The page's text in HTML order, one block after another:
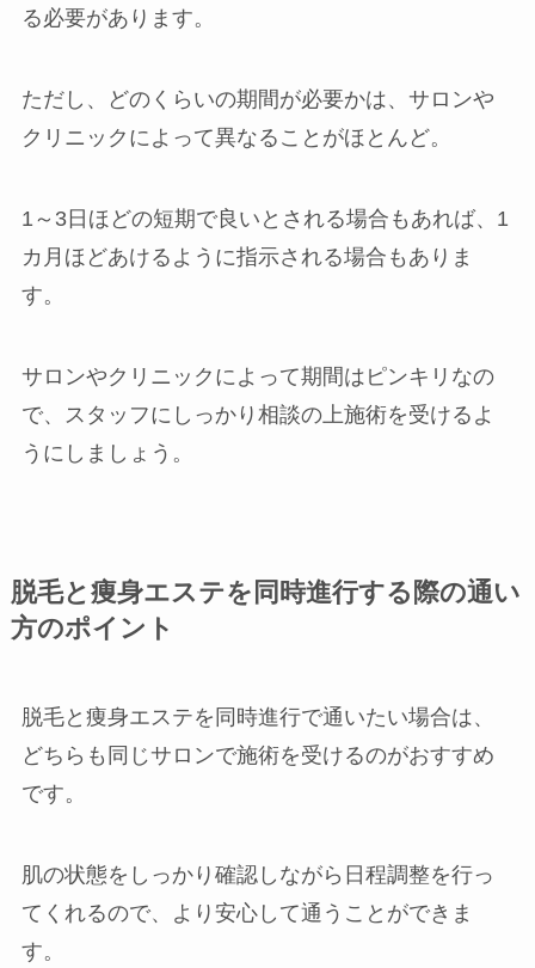
る必要があります。
ただし、どのくらいの期間が必要かは、サロンや
クリニックによって異なることがほとんど。
1～3日ほどの短期で良いとされる場合もあれば、1
カ月ほどあけるように指示される場合もありま
す。
サロンやクリニックによって期間はピンキリなの
で、スタッフにしっかり相談の上施術を受けるよ
うにしましょう。
脱毛と痩身エステを同時進行する際の通い
方のポイント
脱毛と痩身エステを同時進行で通いたい場合は、
どちらも同じサロンで施術を受けるのがおすすめ
です。
肌の状態をしっかり確認しながら日程調整を行っ
てくれるので、より安心して通うことができま
す。